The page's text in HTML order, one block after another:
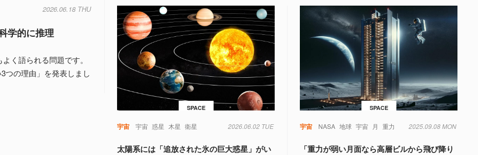
2026.06.18 THU
学的に推理
く語られる問題です。
つの理由」を発表しまし
SPACE
宇宙 宇宙 惑星 木星 衛星 2026.06.02 TUE
太陽系には「追放された氷の巨大惑星」がい
SPACE
宇宙 NASA 地球 宇宙 月 重力 2025.09.08 MON
「重力が弱い月面なら高層ビルから飛び降り